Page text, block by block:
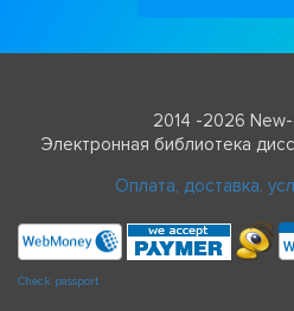
2014 -2026
Электронная библиотека
Оплата, доставка,
Check passport